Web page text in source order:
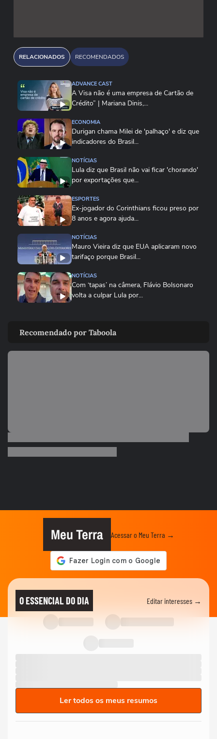
RELACIONADOS RECOMENDADOS
ADVANCE CAST
A Visa não é uma empresa de Cartão de
Crédito” | Mariana Dinis,...
ECONOMIA
Durigan chama Milei de 'palhaço' e diz que
indicadores do Brasil...
NOTÍCIAS
Lula diz que Brasil não vai ficar 'chorando'
por exportações que...
ESPORTES
Ex-jogador do Corinthians ficou preso por
8 anos e agora ajuda...
NOTÍCIAS
Mauro Vieira diz que EUA aplicaram novo
tarifaço porque Brasil...
NOTÍCIAS
Com ‘tapas’ na câmera, Flávio Bolsonaro
volta a culpar Lula por...
Lindbergh Farias chama tarifaço...
NOTÍCIAS
para o Seu Negócio
‘Fazendo a minha parte mesmo sem ser
presidente ainda’, diz Flávio...
Flávio Bolsonaro cita eleições no Brasil e
diz em audiência nos...
Flávio Bolsonaro critica Lula antes de
participar de audiência...
Recomendado por Taboola
Meu Terra Acessar o Meu Terra →
O ESSENCIAL DO DIA Editar interesses →
Ler todos os meus resumos